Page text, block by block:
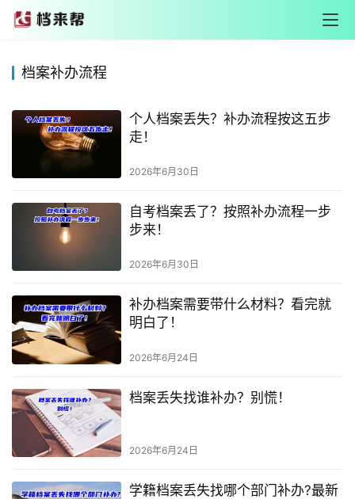
档案补办流程
个人档案丢失？补办流程按这五步
走！
2026年6月30日
自考档案丢了？按照补办流程一步
步来！
2026年6月30日
补办档案需要带什么材料？看完就
明白了！
2026年6月24日
档案丢失找谁补办？别慌！
2026年6月24日
学籍档案丢失找哪个部门补办?最新